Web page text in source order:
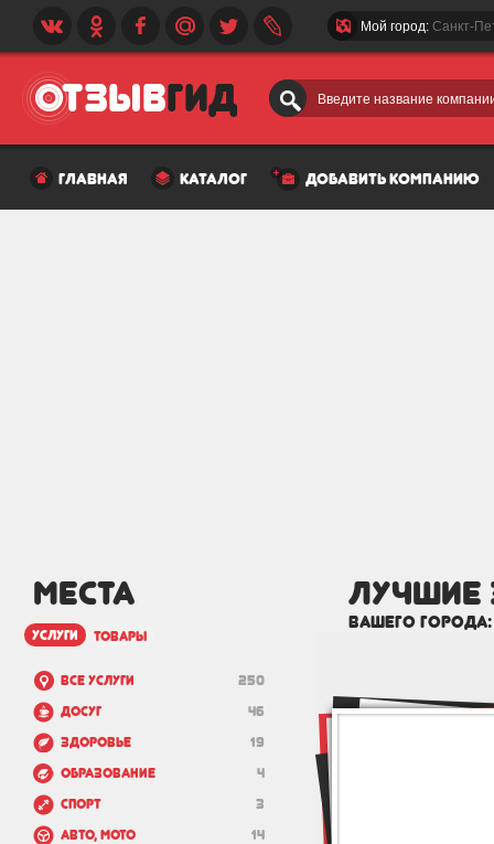
Введите название
Мой город: Санкт-
главная каталог добавить компанию
МЕСТА
услуги товары
250
Все услуги
46
Досуг
19
Здоровье
4
Образование
3
Спорт
14
Авто, мото
лучшие
вашего